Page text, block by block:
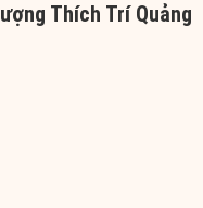
Thích Trí Quảng